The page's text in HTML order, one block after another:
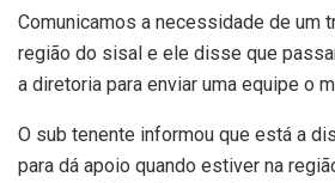
Comunicamos a necessidade de um
região do sisal e ele disse que
a diretoria para enviar uma equipe o
O sub tenente informou que está a
para dá apoio quando estiver na